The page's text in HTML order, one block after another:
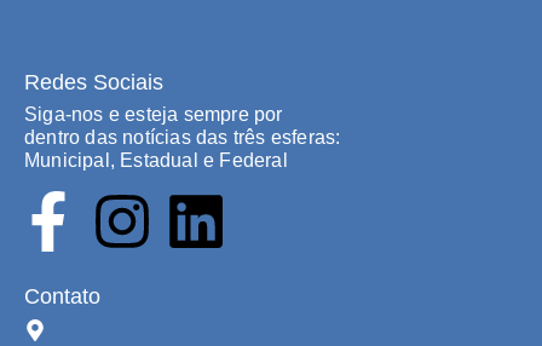
Redes Sociais
Siga-nos e esteja sempre por
dentro das notícias das três esferas:
Municipal, Estadual e Federal
Contato